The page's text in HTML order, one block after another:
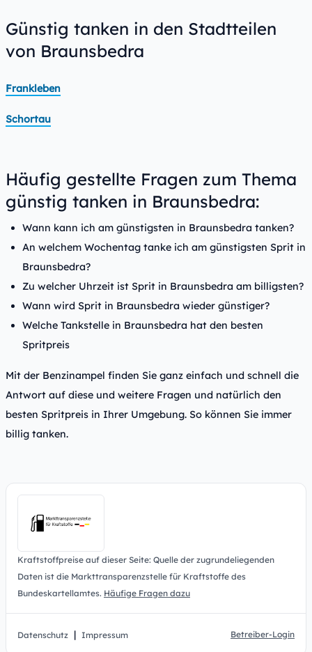
Günstig tanken in den Stadtteilen
von Braunsbedra
Frankleben
Schortau
Häufig gestellte Fragen zum Thema
günstig tanken in Braunsbedra:
Wann kann ich am günstigsten in Braunsbedra tanken?
An welchem Wochentag tanke ich am günstigsten Sprit in
Braunsbedra?
Zu welcher Uhrzeit ist Sprit in Braunsbedra am billigsten?
Wann wird Sprit in Braunsbedra wieder günstiger?
Welche Tankstelle in Braunsbedra hat den besten
Spritpreis
Mit der Benzinampel finden Sie ganz einfach und schnell die
Antwort auf diese und weitere Fragen und natürlich den
besten Spritpreis in Ihrer Umgebung. So können Sie immer
billig tanken.
Kraftstoffpreise auf dieser Seite: Quelle der zugrundeliegenden
Daten ist die Markttransparenzstelle für Kraftstoffe des
Bundeskartellamtes. Häufige Fragen dazu
Datenschutz | Impressum Betreiber-Login